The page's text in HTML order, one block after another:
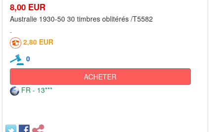
8,00 EUR
Australie 1930-50 30 timbres oblitérés /T5582
2,80 EUR
0
ACHETER
FR - 13***